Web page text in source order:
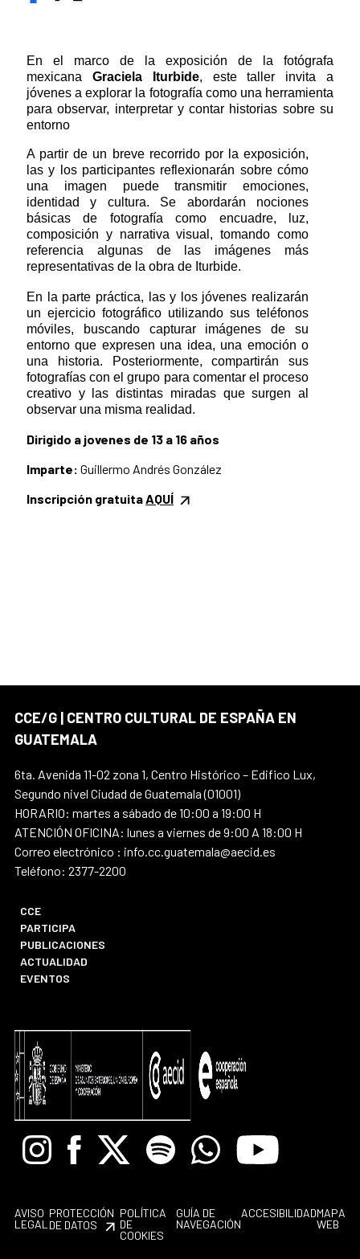
En el marco de la exposición de la fotógrafa
mexicana Graciela Iturbide, este taller invita a
jóvenes a explorar la fotografía como una herramienta
para observar, interpretar y contar historias sobre su
entorno
A partir de un breve recorrido por la exposición,
las y los participantes reflexionarán sobre cómo
una imagen puede transmitir emociones,
identidad y cultura. Se abordarán nociones
básicas de fotografía como encuadre, luz,
composición y narrativa visual, tomando como
referencia algunas de las imágenes más
representativas de la obra de Iturbide.
En la parte práctica, las y los jóvenes realizarán
un ejercicio fotográfico utilizando sus teléfonos
móviles, buscando capturar imágenes de su
entorno que expresen una idea, una emoción o
una historia. Posteriormente, compartirán sus
fotografías con el grupo para comentar el proceso
creativo y las distintas miradas que surgen al
observar una misma realidad.
Dirigido a jovenes de 13 a 16 años
Imparte: Guillermo Andrés González
Inscripción gratuitaAQUÍ
CCE/G | CENTRO CULTURAL DE ESPAÑA EN
GUATEMALA
6ta. Avenida 11-02 zona 1, Centro Histórico – Edifico Lux,
Segundo nivel Ciudad de Guatemala (01001)
HORARIO: martes a sábado de 10:00 a 19:00 H
ATENCIÓN OFICINA: lunes a viernes de 9:00 A 18:00 H
Correo electrónico : info.cc.guatemala@aecid.es
Teléfono: 2377-2200
CCE
PARTICIPA
PUBLICACIONES
ACTUALIDAD
EVENTOS
InstagramFacebook
X Spotify WhatsappYoutube
AVISO
LEGAL
PROTECCIÓN
DE DATOS
POLÍTICA
DE
COOKIES
GUÍA DE
NAVEGACIÓN
ACCESIBILIDADMAPA
WEB